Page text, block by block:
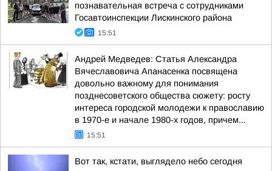
познавательная встреча с сотрудниками
Госавтоинспекции Лискинского района
15:51
Андрей Медведев: Статья Александра
Вячеславовича Апанасенка посвящена
довольно важному для понимания
позднесоветского общества сюжету: росту
интереса городской молодежи к православию
в 1970-е и начале 1980-х годов, причем...
15:51
Вот так, кстати, выглядело небо сегодня